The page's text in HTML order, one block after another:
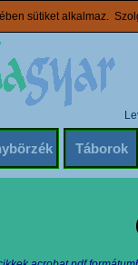
sütiket alkalmaz.
Táborok